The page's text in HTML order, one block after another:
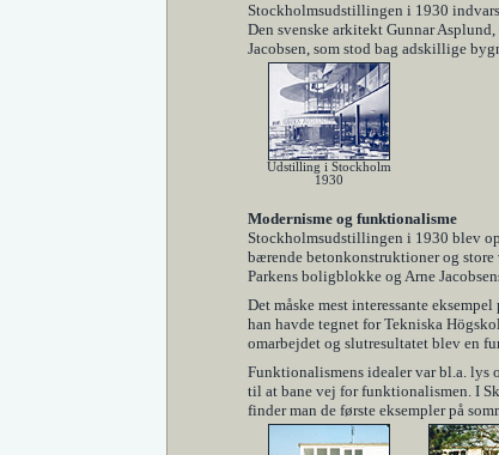
Stockholmsudstillingen i 1930
Den svenske arkitekt Gunnar
Jacobsen, som stod bag adskillige
Udstilling i Stockholm
1930
Modernisme og funktionalisme
Stockholmsudstillingen i 1930 blev
bærende betonkonstruktioner og store
Parkens boligblokke og Arne
Det måske mest interessante
han havde tegnet for Tekniska
omarbejdet og slutresultatet blev en
Funktionalismens idealer var bl.a. lys
til at bane vej for funktionalismen. I
finder man de første eksempler på